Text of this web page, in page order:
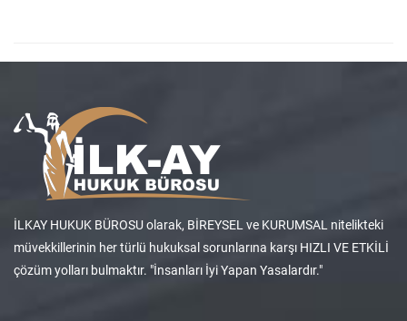
İLKAY HUKUK BÜROSU olarak, BİREYSEL ve KURUMSAL nitelikteki
müvekkillerinin her türlü hukuksal sorunlarına karşı HIZLI VE ETKİLİ
çözüm yolları bulmaktır. "İnsanları İyi Yapan Yasalardır."